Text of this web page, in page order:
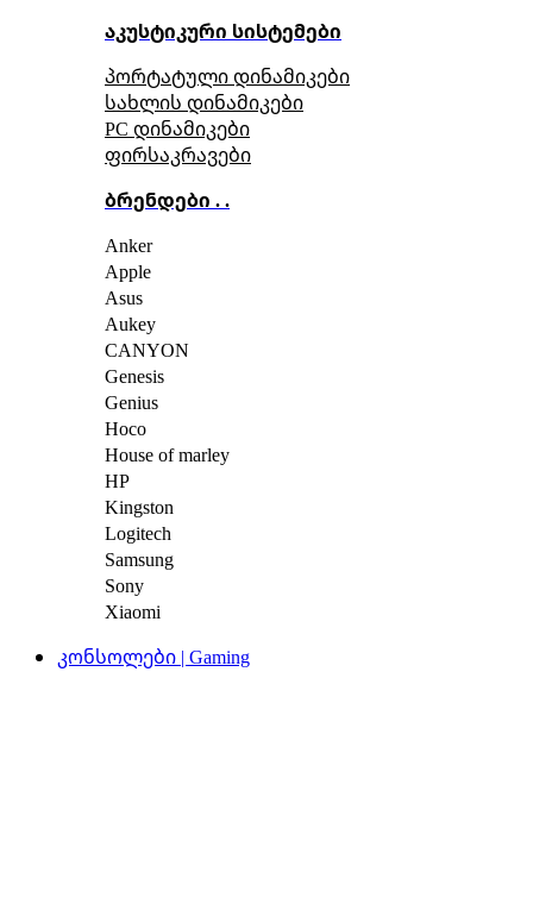
აკუსტიკური სისტემები
პორტატული დინამიკები
სახლის დინამიკები
PC დინამიკები
ფირსაკრავები
ბრენდები . .
Anker
Apple
Asus
Aukey
CANYON
Genesis
Genius
Hoco
House of marley
HP
Kingston
Logitech
Samsung
Sony
Xiaomi
კონსოლები | Gaming